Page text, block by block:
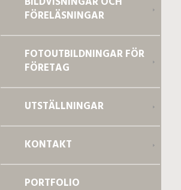
FÖRELÄSNINGAR
FOTOUTBILDNINGAR FÖR
FÖRETAG
UTSTÄLLNINGAR
KONTAKT
PORTFOLIO